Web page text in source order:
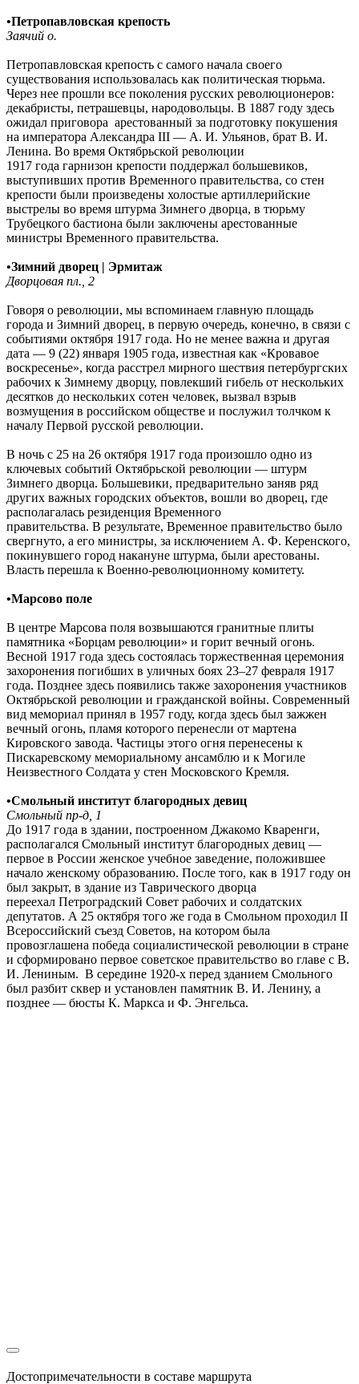
•Петропавловская крепость
Заячий о.
Петропавловская крепость с самого начала своего
существования использовалась как политическая тюрьма.
Через нее прошли все поколения русских революционеров:
декабристы, петрашевцы, народовольцы. В 1887 году здесь
ожидал приговора арестованный за подготовку покушения
на императора Александра III — А. И. Ульянов, брат В. И.
Ленина. Во время Октябрьской революции
1917 года гарнизон крепости поддержал большевиков,
выступивших против Временного правительства, со стен
крепости были произведены холостые артиллерийские
выстрелы во время штурма Зимнего дворца, в тюрьму
Трубецкого бастиона были заключены арестованные
министры Временного правительства.
•Зимний дворец | Эрмитаж
Дворцовая пл., 2
Говоря о революции, мы вспоминаем главную площадь
города и Зимний дворец, в первую очередь, конечно, в связи с
событиями октября 1917 года. Но не менее важна и другая
дата — 9 (22) января 1905 года, известная как «Кровавое
воскресенье», когда расстрел мирного шествия петербургских
рабочих к Зимнему дворцу, повлекший гибель от нескольких
десятков до нескольких сотен человек, вызвал взрыв
возмущения в российском обществе и послужил толчком к
началу Первой русской революции.
В ночь с 25 на 26 октября 1917 года произошло одно из
ключевых событий Октябрьской революции — штурм
Зимнего дворца. Большевики, предварительно заняв ряд
других важных городских объектов, вошли во дворец, где
располагалась резиденция Временного
правительства. В результате, Временное правительство было
свергнуто, а его министры, за исключением А. Ф. Керенского,
покинувшего город накануне штурма, были арестованы.
Власть перешла к Военно-революционному комитету.
•Марсово поле
В центре Марсова поля возвышаются гранитные плиты
памятника «Борцам революции» и горит вечный огонь.
Весной 1917 года здесь состоялась торжественная церемония
захоронения погибших в уличных боях 23–27 февраля 1917
года. Позднее здесь появились также захоронения участников
Октябрьской революции и гражданской войны. Современный
вид мемориал принял в 1957 году, когда здесь был зажжен
вечный огонь, пламя которого перенесли от мартена
Кировского завода. Частицы этого огня перенесены к
Пискаревскому мемориальному ансамблю и к Могиле
Неизвестного Солдата у стен Московского Кремля.
•Смольный институт благородных девиц
Смольный пр-д, 1
До 1917 года в здании, построенном Джакомо Кваренги,
располагался Смольный институт благородных девиц —
первое в России женское учебное заведение, положившее
начало женскому образованию. После того, как в 1917 году он
был закрыт, в здание из Таврического дворца
переехал Петроградский Совет рабочих и солдатских
депутатов. А 25 октября того же года в Смольном проходил II
Всероссийский съезд Советов, на котором была
провозглашена победа социалистической революции в стране
и сформировано первое советское правительство во главе с В.
И. Лениным. В середине 1920-х перед зданием Смольного
был разбит сквер и установлен памятник В. И. Ленину, а
позднее — бюсты К. Маркса и Ф. Энгельса.
Достопримечательности в составе маршрута